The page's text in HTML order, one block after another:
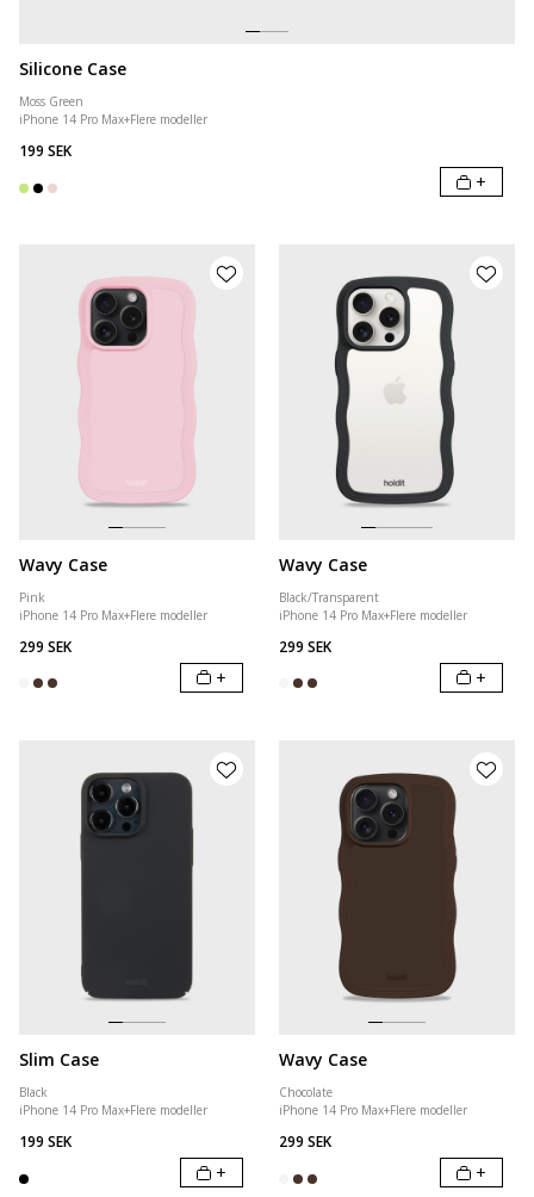
Silicone Case
Moss Green
iPhone 14 Pro Max+Flere modeller
199 SEK
+
Wavy Case
Pink
iPhone 14 Pro Max+Flere modeller
299 SEK
+
Wavy Case
Black/Transparent
iPhone 14 Pro Max+Flere modeller
299 SEK
+
Slim Case
Black
iPhone 14 Pro Max+Flere modeller
199 SEK
+
Wavy Case
Chocolate
iPhone 14 Pro Max+Flere modeller
299 SEK
+